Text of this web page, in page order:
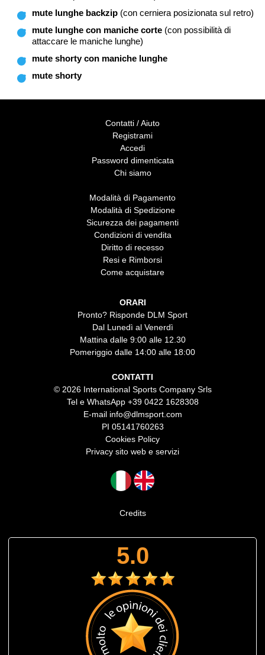
mute lunghe backzip (con cerniera posizionata sul retro)
mute lunghe con maniche corte (con possibilità di
attaccare le maniche lunghe)
mute shorty con maniche lunghe
mute shorty
Contatti / Aiuto
Registrami
Accedi
Password dimenticata
Chi siamo
Modalità di Pagamento
Modalità di Spedizione
Sicurezza dei pagamenti
Condizioni di vendita
Diritto di recesso
Resi e Rimborsi
Come acquistare
ORARI
Pronto? Risponde DLM Sport
Dal Lunedì al Venerdì
Mattina dalle 9:00 alle 12.30
Pomeriggio dalle 14:00 alle 18:00
CONTATTI
© 2026 International Sports Company Srls
Tel e WhatsApp +39 0422 1628308
E-mail info@dlmsport.com
PI 05141760263
Cookies Policy
Privacy sito web e servizi
Credits
5.0